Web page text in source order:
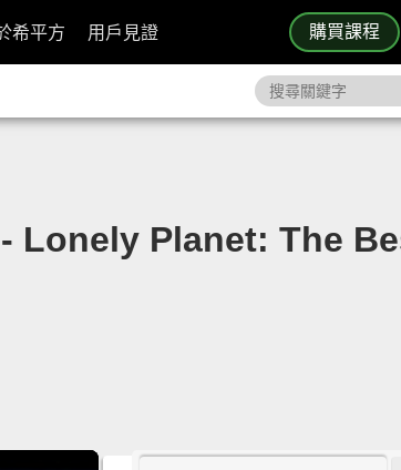
購買課程
希平方 用戶見證
- Lonely Planet: The